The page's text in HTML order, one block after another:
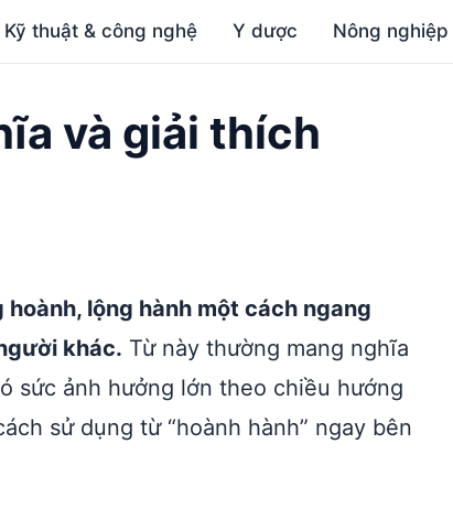
Kỹ thuật & công nghệ Y dược Nông nghiệp
và giải thích
lộng hành một cách ngang
khác. Từ này thường mang nghĩa
sức ảnh hưởng lớn theo chiều hướng
sử dụng từ “hoành hành” ngay bên